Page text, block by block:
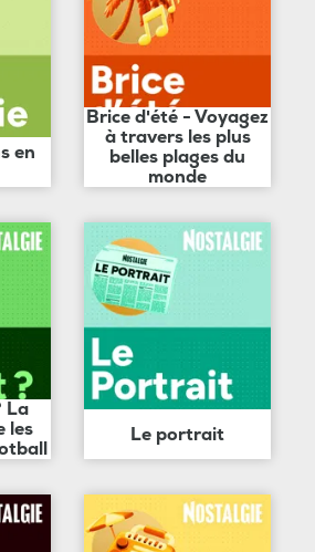
en
Brice d'été - Voyagez
à travers les plus
belles plages du
monde
La
les
Le portrait